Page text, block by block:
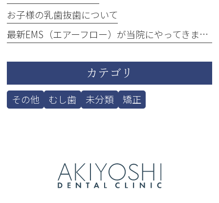
お子様の乳歯抜歯について
最新EMS（エアーフロー）が当院にやってきました！
カテゴリ
その他 むし歯 未分類 矯正